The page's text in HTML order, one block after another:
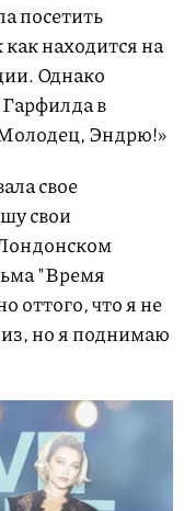
посетить
находится на
Однако
в
Молодец, Эндрю!»
свое
свои
"Время
оттого, что я не
но я поднимаю